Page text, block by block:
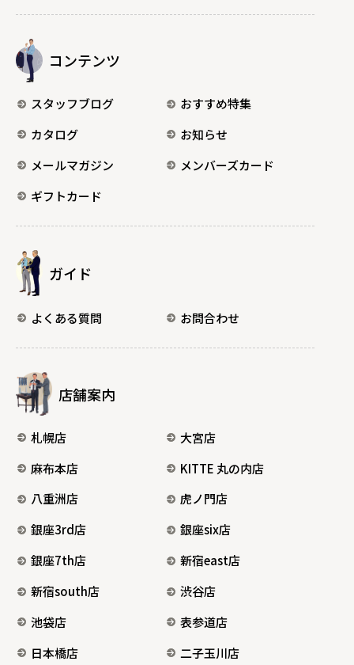
コンテンツ
スタッフブログ
おすすめ特集
カタログ
お知らせ
メールマガジン
メンバーズカード
ギフトカード
ガイド
よくある質問 お問合わせ
店舗案内
札幌店
大宮店
麻布本店
KITTE 丸の内店
八重洲店
虎ノ門店
銀座3rd店
銀座six店
銀座7th店
新宿east店
新宿south店
渋谷店
池袋店
表参道店
日本橋店
二子玉川店